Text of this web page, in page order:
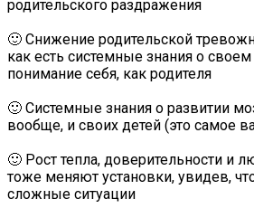
родительского раздражения
🙂 Снижение родительской
как есть системные знания о
понимание себя, как родителя
🙂 Системные знания о развитии
вообще, и своих детей (это самое
🙂 Рост тепла, доверительности и
тоже меняют установки, увидев,
сложные ситуации